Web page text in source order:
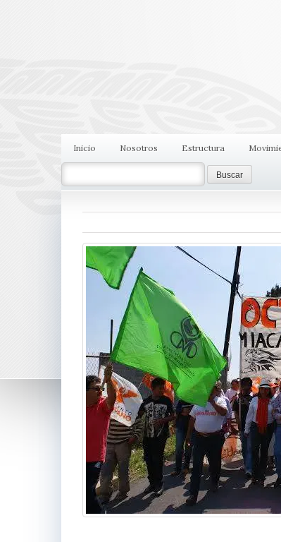
Inicio Nosotros Estructura